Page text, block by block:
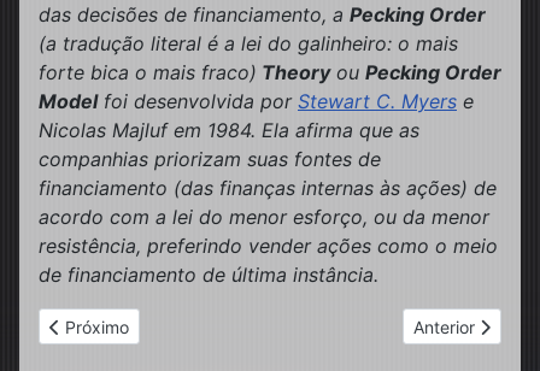
das decisões de financiamento, a Pecking Order
(a tradução literal é a lei do galinheiro: o mais
forte bica o mais fraco) Theoryou Pecking Order
Modelfoi desenvolvida por Stewart C. Myers e
Nicolas Majluf em 1984. Ela afirma que as
companhias priorizam suas fontes de
financiamento (das finanças internas às ações) de
acordo com a lei do menor esforço, ou da menor
resistência, preferindo vender ações como o meio
de financiamento de última instância.
Artigo anterior: A cloudonomia comportamental
Próximo Próximo artigo:
Anterior